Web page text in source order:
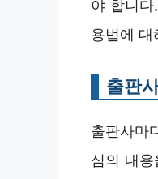
야 합니
용법에 대
출판
출판사마
심의 내